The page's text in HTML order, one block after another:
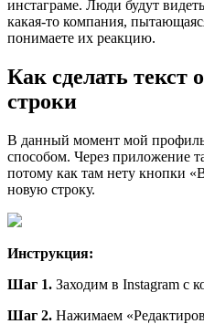
инстаграме. Люди будут
какая-то компания,
понимаете их реакцию.
Как сделать текст
строки
В данный момент мой
способом. Через приложение
потому как там нету кнопки
новую строку.
Инструкция:
Шаг 1. Заходим в Instagram с
Шаг 2. Нажимаем